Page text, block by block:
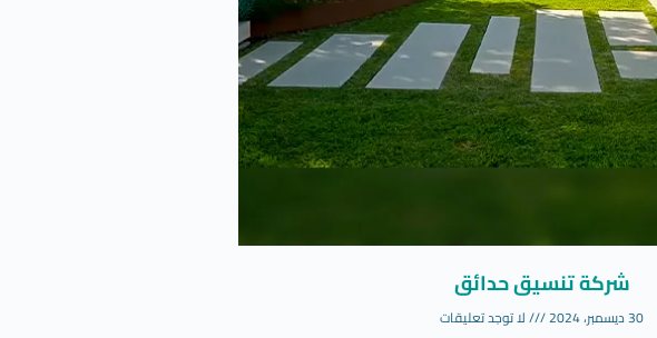
شركة تنسيق حدائق
30 ديسمبر، 2024 لا توجد تعليقات